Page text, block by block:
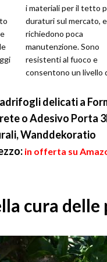
i materiali per il tetto
duraturi sul mercato, e
richiedono poca
manutenzione. Sono
resistenti al fuoco e
consentono un livello
alto. Esse s...
delicati a
o Adesivo Porta
Wanddekoratio
in offerta su
cura delle